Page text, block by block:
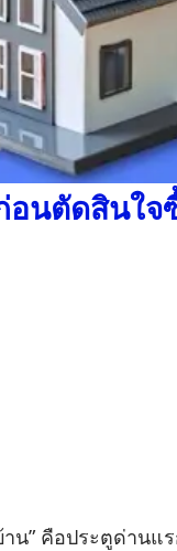
อนตัดสินใ
” คือประตูด่านแร